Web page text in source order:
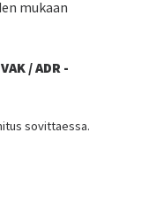
mukaan
/ ADR -
sovittaessa.